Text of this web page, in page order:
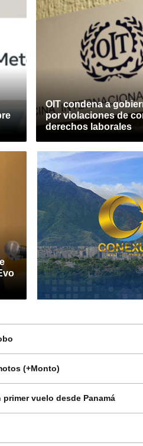
OIT condena a
por violaciones de
derechos laborales
(+Monto)
vuelo desde Panamá